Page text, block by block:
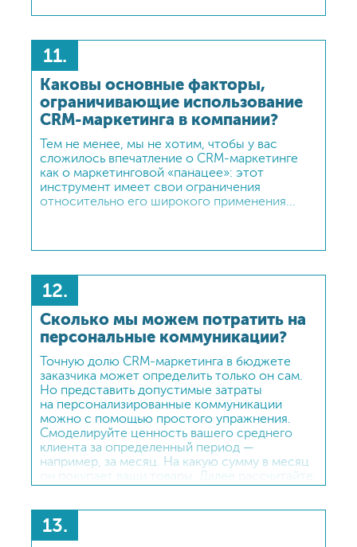
11.
Каковы основные факторы,
ограничивающие использование
CRM-маркетинга в компании?
Тем не менее, мы не хотим, чтобы у вас
сложилось впечатление о CRM-маркетинге
как о маркетинговой «панацее»: этот
инструмент имеет свои ограничения
относительно его широкого применения...
12.
Сколько мы можем потратить на
персональные коммуникации?
Точную долю CRM-маркетинга в бюджете
заказчика может определить только он сам.
Но представить допустимые затраты
на персонализированные коммуникации
можно с помощью простого упражнения.
Смоделируйте ценность вашего среднего
клиента за определенный период —
например, за месяц. На какую сумму в месяц
он покупает ваши товары. Далее рассчитайте
прибыль вам принесет ваш средний клиент?
Далее, ограничиваясь этой прибылью
13.